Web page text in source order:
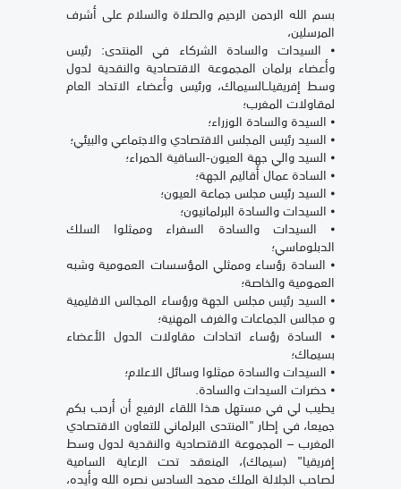
بسم الله الرحمن الرحيم والصلاة والسلام على أشرف
المرسلين،
⦁ السيدات والسادة الشركاء في المنتدى: رئيس
وأعضاء برلمان المجموعة الاقتصادية والنقدية لدول
وسط إفريقياــالسيماك، ورئيس وأعضاء الاتحاد العام
لمقاولات المغرب؛
⦁ السيدة والسادة الوزراء؛
⦁ السيد رئيس المجلس الاقتصادي والاجتماعي والبيئي؛
⦁ السيد والي جهة العيون-الساقية الحمراء؛
⦁ السادة عمال أقاليم الجهة؛
⦁ السيد رئيس مجلس جماعة العيون؛
⦁ السيدات والسادة البرلمانيون؛
⦁ السيدات والسادة السفراء وممثلوا السلك
الدبلوماسي؛
⦁ السادة رؤساء وممثلي المؤسسات العمومية وشبه
العمومية والخاصة؛
⦁ السيد رئيس مجلس الجهة ورؤساء المجالس الاقليمية
و مجالس الجماعات والغرف المهنية؛
⦁ السادة رؤساء اتحادات مقاولات الدول الأعضاء
بسيماك؛
⦁ السيدات والسادة ممثلوا وسائل الاعلام؛
⦁ حضرات السيدات والسادة.
يطيب لي في مستهل هذا اللقاء الرفيع أن أرحب بكم
جميعا، في إطار "المنتدى البرلماني للتعاون الاقتصادي
المغرب – المجموعة الاقتصادية والنقدية لدول وسط
إفريقيا" (سيماك)، المنعقد تحت الرعاية السامية
لصاحب الجلالة الملك محمد السادس نصره الله وأيده،